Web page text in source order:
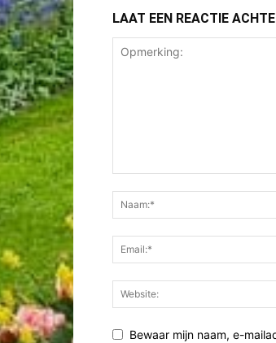
LAAT EEN REACTIE
Bewaar mijn naam, e-